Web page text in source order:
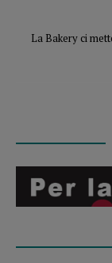
La Bakery ci